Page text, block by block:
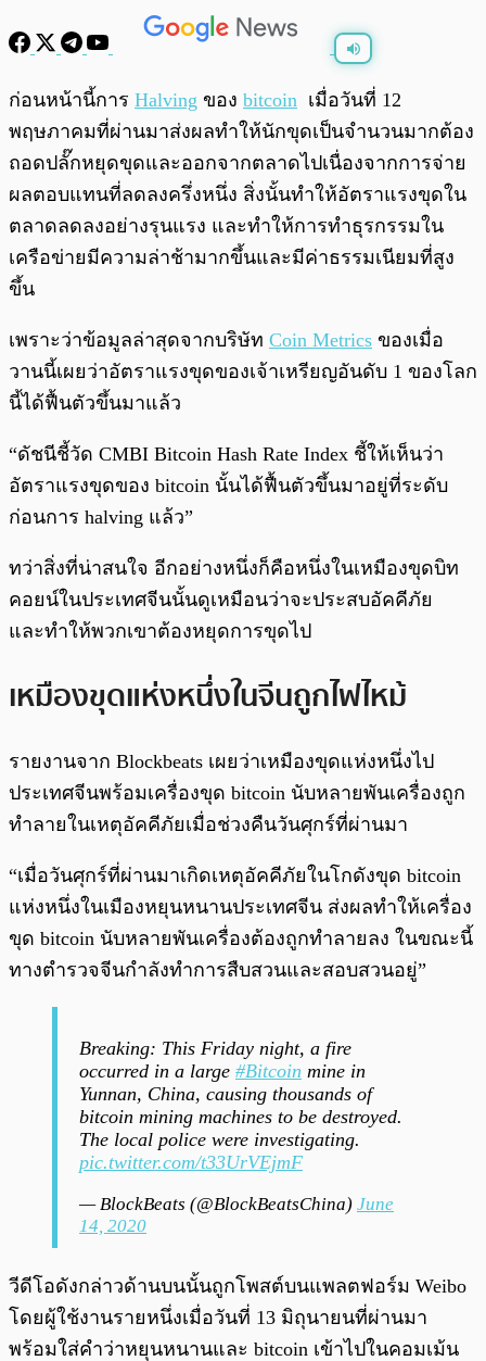
พร้อมเล่น 0:00
ก่อนหน้านี้การ Halving ของ bitcoin เมื่อวันที่ 12
พฤษภาคมที่ผ่านมาส่งผลทำให้นักขุดเป็นจำนวนมากต้อง
ถอดปลั๊กหยุดขุดและออกจากตลาดไปเนื่องจากการจ่าย
ผลตอบแทนที่ลดลงครึ่งหนึ่ง สิ่งนั้นทำให้อัตราแรงขุดใน
ตลาดลดลงอย่างรุนแรง และทำให้การทำธุรกรรมใน
เครือข่ายมีความล่าช้ามากขึ้นและมีค่าธรรมเนียมที่สูง
ขึ้น
เพราะว่าข้อมูลล่าสุดจากบริษัท Coin Metrics ของเมื่อ
วานนี้เผยว่าอัตราแรงขุดของเจ้าเหรียญอันดับ 1 ของโลก
นี้ได้ฟื้นตัวขึ้นมาแล้ว
“ดัชนีชี้วัด CMBI Bitcoin Hash Rate Index ชี้ให้เห็นว่า
อัตราแรงขุดของ bitcoin นั้นได้ฟื้นตัวขึ้นมาอยู่ที่ระดับ
ก่อนการ halving แล้ว”
ทว่าสิ่งที่น่าสนใจ อีกอย่างหนึ่งก็คือหนึ่งในเหมืองขุดบิท
คอยน์ในประเทศจีนนั้นดูเหมือนว่าจะประสบอัคคีภัย
และทำให้พวกเขาต้องหยุดการขุดไป
เหมืองขุดแห่งหนึ่งในจีนถูกไฟไหม้
รายงานจาก Blockbeats เผยว่าเหมืองขุดแห่งหนึ่งไป
ประเทศจีนพร้อมเครื่องขุด bitcoin นับหลายพันเครื่องถูก
ทำลายในเหตุอัคคีภัยเมื่อช่วงคืนวันศุกร์ที่ผ่านมา
“เมื่อวันศุกร์ที่ผ่านมาเกิดเหตุอัคคีภัยในโกดังขุด bitcoin
แห่งหนึ่งในเมืองหยุนหนานประเทศจีน ส่งผลทำให้เครื่อง
ขุด bitcoin นับหลายพันเครื่องต้องถูกทำลายลง ในขณะนี้
ทางตำรวจจีนกำลังทำการสืบสวนและสอบสวนอยู่”
Breaking: This Friday night, a fire
occurred in a large #Bitcoin mine in
Yunnan, China, causing thousands of
bitcoin mining machines to be destroyed.
The local police were investigating.
pic.twitter.com/t33UrVEjmF
— BlockBeats (@BlockBeatsChina) June
14, 2020
วีดีโอดังกล่าวด้านบนนั้นถูกโพสต์บนแพลตฟอร์ม Weibo
โดยผู้ใช้งานรายหนึ่งเมื่อวันที่ 13 มิถุนายนที่ผ่านมา
พร้อมใส่คำว่าหยุนหนานและ bitcoin เข้าไปในคอมเม้น